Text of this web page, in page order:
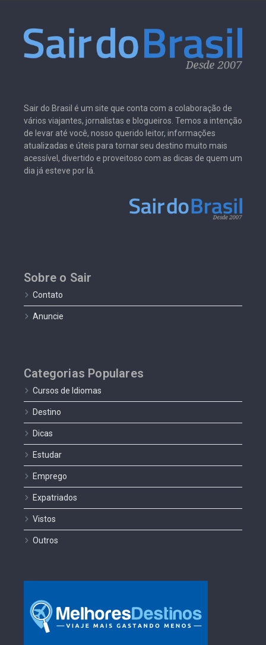
Sair do Brasil é um site que conta com a colaboração de
vários viajantes, jornalistas e blogueiros. Temos a intenção
de levar até você, nosso querido leitor, informações
atualizadas e úteis para tornar seu destino muito mais
acessível, divertido e proveitoso com as dicas de quem um
dia já esteve por lá.
Sobre o Sair
Contato
Anuncie
Categorias Populares
Cursos de Idiomas
Destino
Dicas
Estudar
Emprego
Expatriados
Vistos
Outros